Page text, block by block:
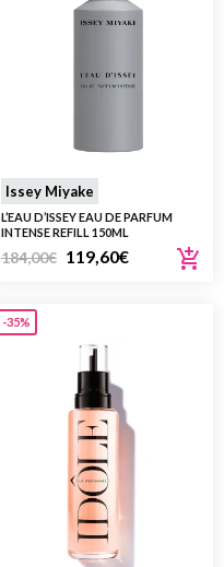
Issey Miyake
L’EAU D’ISSEY EAU DE PARFUM
INTENSE REFILL 150ML
184,00€ 119,60€
-35%